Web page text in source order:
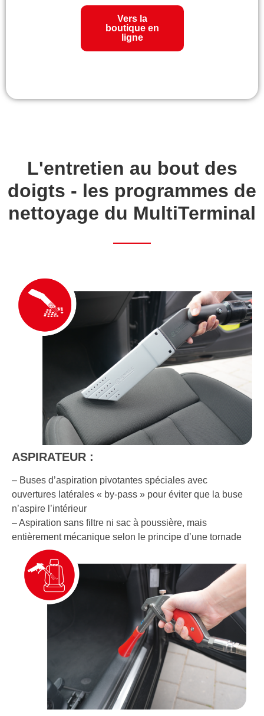
Français
Vers la
boutique en
ligne
L'entretien au bout des
doigts - les programmes de
nettoyage du MultiTerminal
ASPIRATEUR :
– Buses d’aspiration pivotantes spéciales avec
ouvertures latérales « by-pass » pour éviter que la buse
n’aspire l’intérieur
– Aspiration sans filtre ni sac à poussière, mais
entièrement mécanique selon le principe d’une tornade